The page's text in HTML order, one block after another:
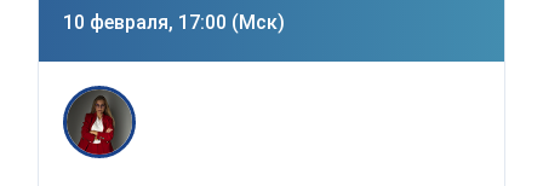
10 февраля, 17:00 (Мск)